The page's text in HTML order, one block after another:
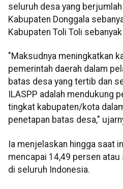
seluruh desa yang
Kabupaten Donggala
Kabupaten Toli Toli
"Maksudnya meningkatkan
pemerintah daerah dalam
batas desa yang tertib dan
ILASPP adalah mendukung
tingkat kabupaten/kota
penetapan batas desa,"
Ia menjelaskan hingga saat
mencapai 14,49 persen
di seluruh Indonesia.